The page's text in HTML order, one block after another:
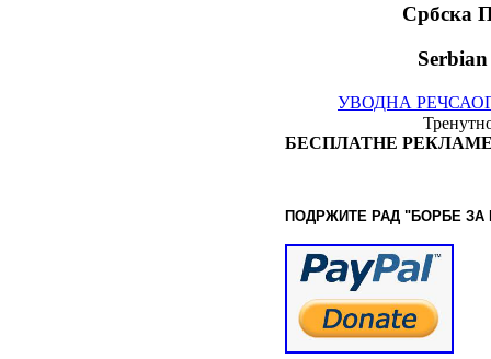
Србска
УВОДНА РЕЧ
БЕСПЛАТНЕ
ПОДРЖИТЕ РАД "БОРБЕ ЗА